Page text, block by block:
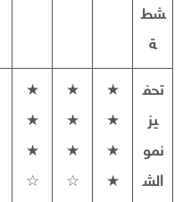
شط
ة
تحف
يز
نمو
الش
★
★
★
★
★
★
★
☆
★
★
★
☆